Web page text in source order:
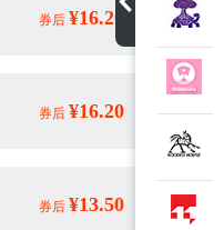
券后 ¥16.20
券后 ¥16.20
券后 ¥13.50